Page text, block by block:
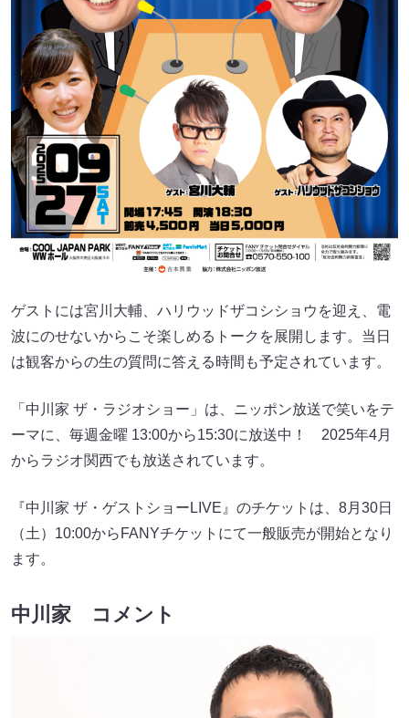
ゲストには宮川大輔、ハリウッドザコシショウを迎え、電
波にのせないからこそ楽しめるトークを展開します。当日
は観客からの生の質問に答える時間も予定されています。
「中川家 ザ・ラジオショー」は、ニッポン放送で笑いをテ
ーマに、毎週金曜 13:00から15:30に放送中！ 2025年4月
からラジオ関西でも放送されています。
『中川家 ザ・ゲストショーLIVE』のチケットは、8月30日
（土）10:00からFANYチケットにて一般販売が開始となり
ます。
中川家 コメント